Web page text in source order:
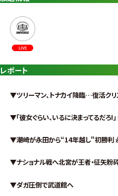
レポート
▼ツリーマン、トナカイ降臨…復活ク
▼「彼女ぐらい、いるに決まってるだ
▼潮崎が永田から“14年越し"初勝利
▼ナショナル戦へ北宮が王者・征矢粉
▼ダガ圧倒で武道館へ